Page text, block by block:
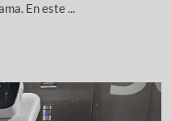
En este ...